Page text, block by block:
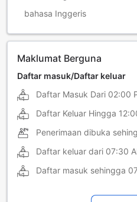
bahasa Inggeris
Maklumat Berguna
Daftar masuk/Daftar keluar
Daftar Masuk Dari 02:00
Daftar Keluar Hingga
Penerimaan dibuka
Daftar keluar dari 07:30
Daftar masuk sehingga